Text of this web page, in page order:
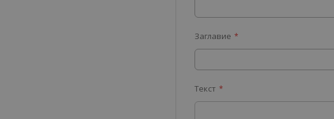
Заглавие
Текст